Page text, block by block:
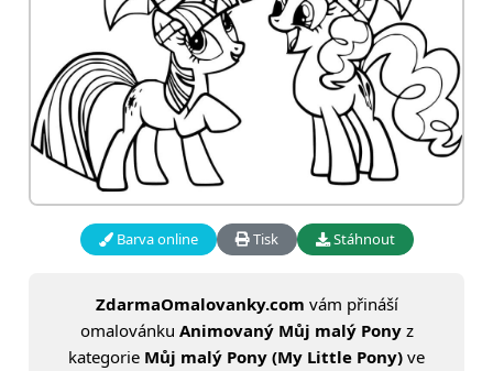
Barva online Tisk Stáhnout
ZdarmaOmalovanky.com vám přináší
omalovánku Animovaný Můj malý Ponyz
kategorie Můj malý Pony (My Little Pony) ve